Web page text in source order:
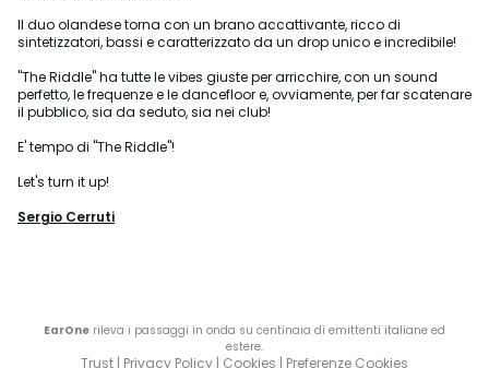
Il duo olandese torna con un brano accattivante, ricco di
sintetizzatori, bassi e caratterizzato da un drop unico e incredibile!
"The Riddle" ha tutte le vibes giuste per arricchire, con un sound
perfetto, le frequenze e le dancefloor e, ovviamente, per far scatenare
il pubblico, sia da seduto, sia nei club!
E' tempo di "The Riddle"!
Let's turn it up!
Sergio Cerruti
EarOne rileva i passaggi in onda su centinaia di emittenti italiane ed
estere.
Trust | Privacy Policy | Cookies | Preferenze Cookies